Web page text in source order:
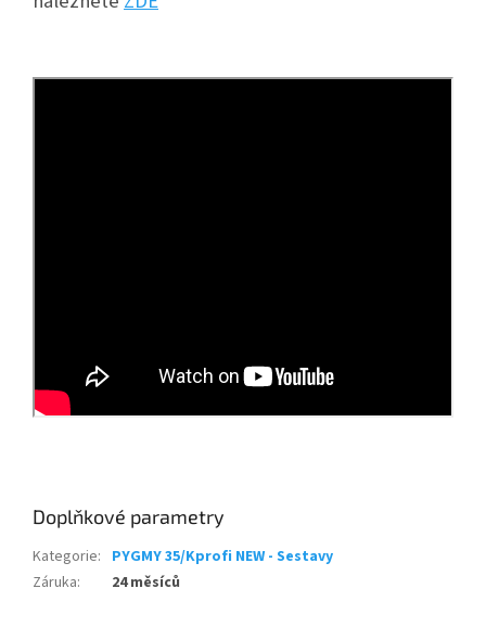
Doplňkové parametry
Kategorie: PYGMY 35/Kprofi NEW - Sestavy
Záruka: 24 měsíců